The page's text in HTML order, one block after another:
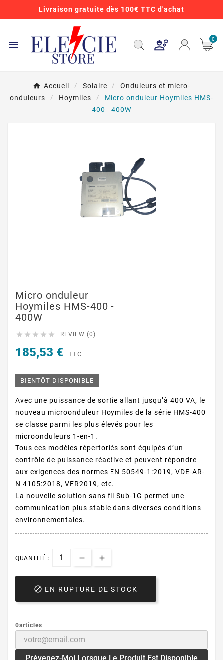
Livraison gratuite dès 100€ TTC d'achat
 0
Accueil Solaire
Onduleurs et micro-
onduleurs
Hoymiles
Micro onduleur Hoymiles HMS-
400 - 400W
Micro onduleur
Hoymiles HMS-400 -
400W
     REVIEW (0)
185,53 € TTC
BIENTÔT DISPONIBLE
Avec une puissance de sortie allant jusqu’à 400 VA, le
nouveau microonduleur Hoymiles de la série HMS-400
se classe parmi les plus élevés pour les
microonduleurs 1-en-1.
Tous ces modèles répertoriés sont équipés d’un
contrôle de puissance réactive et peuvent répondre
aux exigences des normes EN 50549-1:2019, VDE-AR-
N 4105:2018, VFR2019, etc.
La nouvelle solution sans fil Sub-1G permet une
communication plus stable dans diverses conditions
environnementales.
QUANTITÉ :
 EN RUPTURE DE STOCK
0articles
Prévenez-Moi Lorsque Le Produit Est Disponible